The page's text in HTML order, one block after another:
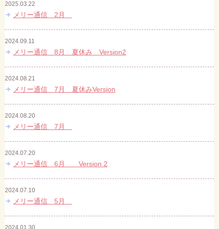
2025.03.22
メリー通信 2月
2024.09.11
メリー通信 8月 夏休み Version2
2024.08.21
メリー通信 7月 夏休みVersion
2024.08.20
メリー通信 7月
2024.07.20
メリー通信 6月 Version 2
2024.07.10
メリー通信 5月
2024.01.30